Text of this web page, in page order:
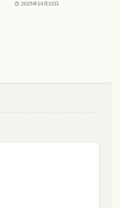
2025年10月22日